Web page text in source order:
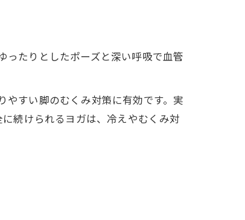
たりとしたポーズと深い呼吸で血管
やすい脚のむくみ対策に有効です。実
続けられるヨガは、冷えやむくみ対